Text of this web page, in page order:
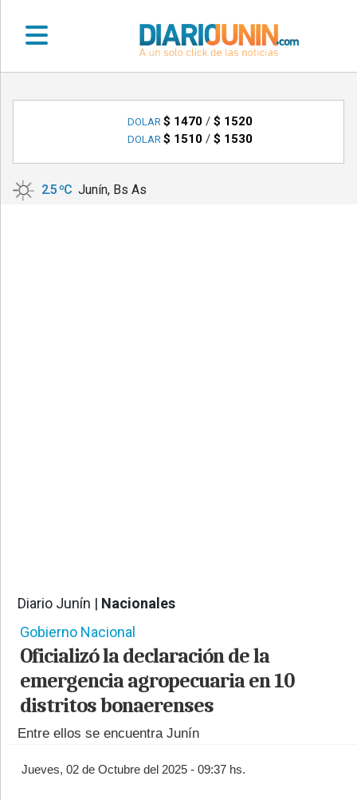
•
LOCALES
•
DOLAR $ 1470/ $ 1520
DOLAR $ 1510/ $ 1530
2.5 ºC Junín, Bs As
Diario Junín | Nacionales
Gobierno Nacional
Oficializó la declaración de la
emergencia agropecuaria en 10
distritos bonaerenses
Entre ellos se encuentra Junín
Jueves, 02 de Octubre del 2025 - 09:37 hs.